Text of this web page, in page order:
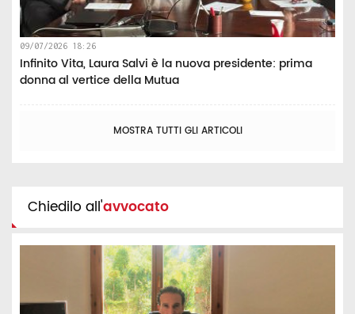
09/07/2026 18:26
Infinito Vita, Laura Salvi è la nuova presidente: prima
donna al vertice della Mutua
MOSTRA TUTTI GLI ARTICOLI
Chiedilo all'avvocato